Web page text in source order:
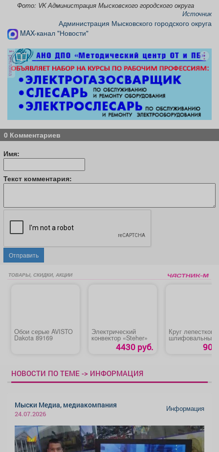
Фото: VK Администрация Мысковского городского округа
Источник
Администрация Мысковского городского округа
MAX-канал "Новости"
реклама
0 Комментариев
Имя:
Текст комментария:
Отправить
ТОВАРЫ, СКИДКИ, АКЦИИ
Обои серые AVISTO
Dakota 89169
Электрический
конвектор «Steher»
4430 руб.
Круг
шлифовальный
TARG» 90
НОВОСТИ ПО ТЕМЕ -> ИНФОРМАЦИЯ
Мыски Медиа, медиакомпания
24.07.2026
Информация